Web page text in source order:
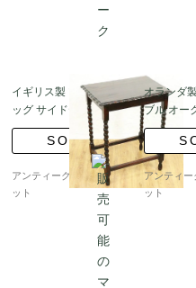
イギリス製 ツイストレ
ッグ サイドテーブル カ
フェテーブル スクエア
長方形 ヴィンテージ ア
SOLD
アンティークブルーパロ
ット
オランダ
ブル オー
サイドテ
ーブル
ンティーク
アンティ
ット